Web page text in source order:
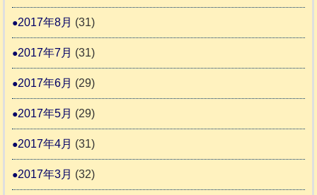
2017年8月 (31)
2017年7月 (31)
2017年6月 (29)
2017年5月 (29)
2017年4月 (31)
2017年3月 (32)